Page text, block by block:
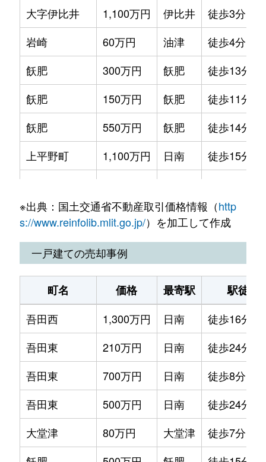
大字伊比井
1,100万円 伊比井 徒歩3分
岩崎
60万円 油津 徒歩4分
飫肥
300万円 飫肥 徒歩13分
飫肥
150万円 飫肥 徒歩11分
飫肥
550万円 飫肥 徒歩14分
上平野町
1,100万円 日南 徒歩15分
北郷町郷之原
29万円 北郷 徒歩8分
戸高
570万円 日南 徒歩11分
戸高
630万円 日南 徒歩11分
中平野
530万円 日南 徒歩13分
中平野
200万円 日南 徒歩8分
南郷町中村
300万円 南郷 徒歩14分
南郷町中村
100万円 南郷 徒歩18分
南郷町西町
500万円 日南 徒歩16分
大字西弁分
230万円 日南 徒歩16分
※出典：国土交通省不動産取引価格情報（http
s://www.reinfolib.mlit.go.jp/）を加工して作成
一戸建ての売却事例
町名 価格 最寄駅
駅徒歩
吾田西
1,300万円 日南
徒歩16分
吾田東
210万円 日南
徒歩24分
吾田東
700万円 日南
徒歩8分
吾田東
500万円 日南
徒歩24分
大堂津
80万円 大堂津
徒歩7分